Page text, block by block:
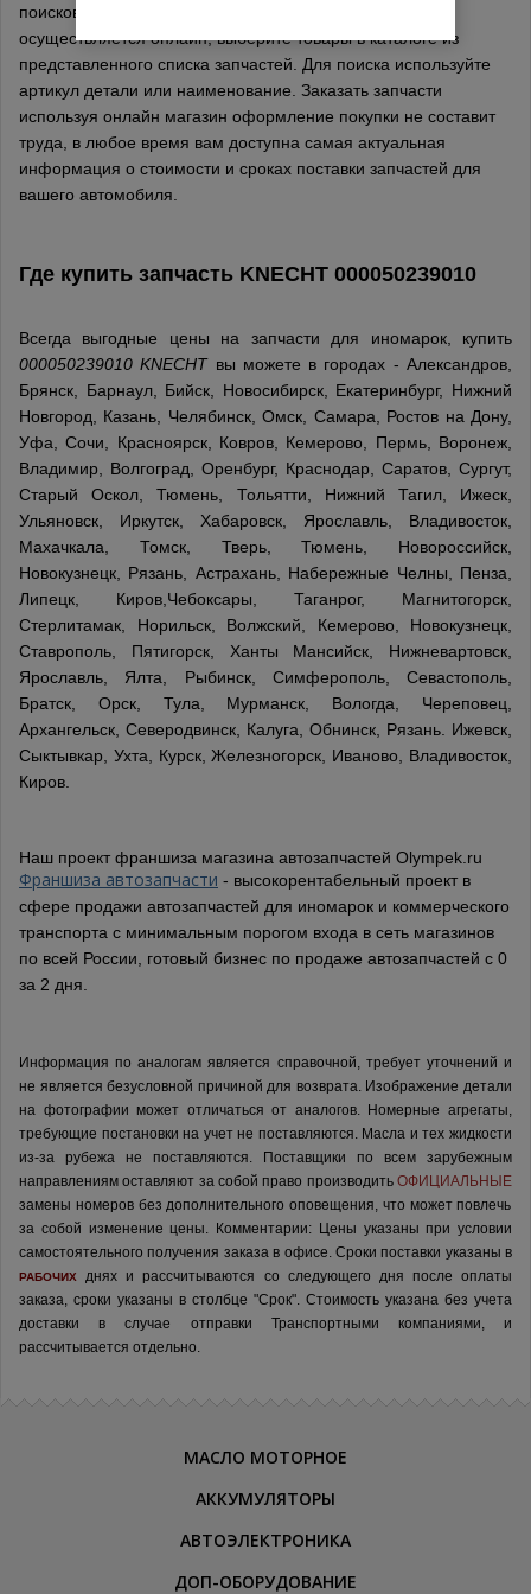
поисковым полем на сайте, поиск и заказ запчастей
осуществляется онлайн, выберите товары в каталоге из
представленного списка запчастей. Для поиска используйте
артикул детали или наименование. Заказать запчасти
используя онлайн магазин оформление покупки не составит
труда, в любое время вам доступна самая актуальная
информация о стоимости и сроках поставки запчастей для
вашего автомобиля.
Где купить запчасть KNECHT 000050239010
Всегда выгодные цены на запчасти для иномарок, купить
000050239010 KNECHTвы можете в городах - Александров,
Брянск, Барнаул, Бийск, Новосибирск, Екатеринбург, Нижний
Новгород, Казань, Челябинск, Омск, Самара, Ростов на Дону,
Уфа, Сочи, Красноярск, Ковров, Кемерово, Пермь, Воронеж,
Владимир, Волгоград, Оренбург, Краснодар, Саратов, Сургут,
Старый Оскол, Тюмень, Тольятти, Нижний Тагил, Ижеск,
Ульяновск, Иркутск, Хабаровск, Ярославль, Владивосток,
Махачкала, Томск, Тверь, Тюмень, Новороссийск,
Новокузнецк, Рязань, Астрахань, Набережные Челны, Пенза,
Липецк, Киров,Чебоксары, Таганрог, Магнитогорск,
Стерлитамак, Норильск, Волжский, Кемерово, Новокузнецк,
Ставрополь, Пятигорск, Ханты Мансийск, Нижневартовск,
Ярославль, Ялта, Рыбинск, Симферополь, Севастополь,
Братск, Орск, Тула, Мурманск, Вологда, Череповец,
Архангельск, Северодвинск, Калуга, Обнинск, Рязань. Ижевск,
Сыктывкар, Ухта, Курск, Железногорск, Иваново, Владивосток,
Киров.
Наш проект франшиза магазина автозапчастей Olympek.ru
Франшиза автозапчасти - высокорентабельный проект в
сфере продажи автозапчастей для иномарок и коммерческого
транспорта с минимальным порогом входа в сеть магазинов
по всей России, готовый бизнес по продаже автозапчастей с 0
за 2 дня.
Информация по аналогам является справочной, требует уточнений и
не является безусловной причиной для возврата. Изображение детали
на фотографии может отличаться от аналогов. Номерные агрегаты,
требующие постановки на учет не поставляются. Масла и тех жидкости
из-за рубежа не поставляются.
Поставщики по всем зарубежным
направлениям оставляют за собой право производить ОФИЦИАЛЬНЫЕ
замены номеров без дополнительного оповещения, что может повлечь
за собой изменение цены. Комментарии: Цены указаны при условии
самостоятельного получения заказа в офисе. Сроки поставки указаны в
РАБОЧИХ
днях и рассчитываются со следующего дня после оплаты
заказа, сроки указаны в столбце "Срок". Стоимость указана без учета
доставки в случае отправки Транспортными компаниями, и
рассчитывается отдельно.
МАСЛО МОТОРНОЕ
АККУМУЛЯТОРЫ
АВТОЭЛЕКТРОНИКА
ДОП-ОБОРУДОВАНИЕ